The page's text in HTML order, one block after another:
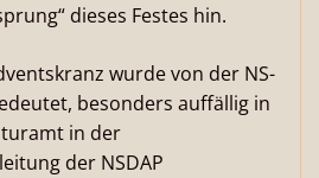
dieses Festes hin.
wurde von der NS-
besonders auffällig in
in der
der NSDAP